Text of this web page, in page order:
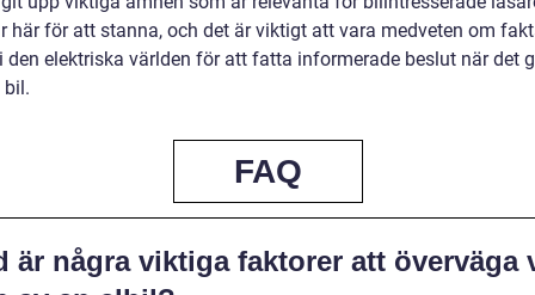
här för att stanna, och det är viktigt att vara medveten om
den elektriska världen för att fatta informerade beslut när det
bil.
FAQ
är några viktiga faktorer att överväga